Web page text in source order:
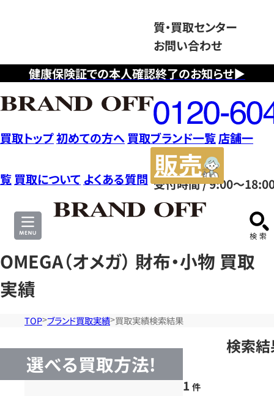
健康保険証での本人確認終了のお知らせ▶
質・買取センター
お問い合わせ
フ
リ
ー
ダ
イ
ヤ
ル
0120604117
受付時間 / 9:00～
買取トップ初めての方へ 買取ブランド一覧店舗一
覧 買取について よくある質問
サ
OMEGA（オメガ） 財布・小物 買取
実績
TOP ブランド買取実績 買取実績検索結果
選べる買取方法!
検索
1 件